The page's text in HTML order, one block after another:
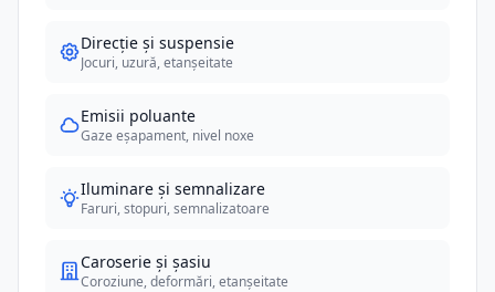
Direcție și suspensie
Jocuri, uzură, etanșeitate
Emisii poluante
Gaze eșapament, nivel noxe
Iluminare și semnalizare
Faruri, stopuri, semnalizatoare
Caroserie și șasiu
Coroziune, deformări, etanșeitate